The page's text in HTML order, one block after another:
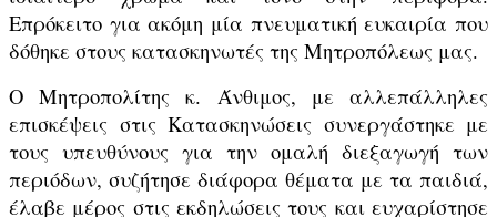
Επρόκειτο για ακόμη μία πνευματική ευκαιρία που
δόθηκε στους κατασκηνωτές της Μητροπόλεως μας.
Ο Μητροπολίτης κ. Άνθιμος, με αλλεπάλληλες
επισκέψεις στις Κατασκηνώσεις συνεργάστηκε με
τους υπευθύνους για την ομαλή διεξαγωγή των
περιόδων, συζήτησε διάφορα θέματα με τα παιδιά,
έλαβε μέρος στις εκδηλώσεις τους και ευχαρίστησε